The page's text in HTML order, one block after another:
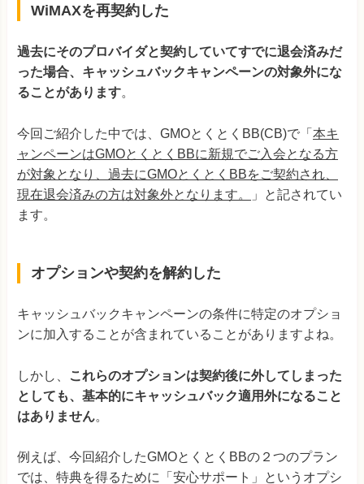
WiMAXを再契約した
過去にそのプロバイダと契約していてすでに退会済みだ
った場合、キャッシュバックキャンペーンの対象外にな
ることがあります。
今回ご紹介した中では、GMOとくとくBB(CB)で「 本キ
ャンペーンはGMOとくとくBBに新規でご入会となる方
が対象となり、過去にGMOとくとくBBをご契約され、
現在退会済みの方は対象外となります。
」と記されてい
ます。
オプションや契約を解約した
キャッシュバックキャンペーンの条件に特定のオプショ
ンに加入することが含まれていることがありますよね。
しかし、
これらのオプションは契約後に外してしまった
としても、基本的にキャッシュバック適用外になること
はありません。
例えば、今回紹介したGMOとくとくBBの２つのプラン
では、特典を得るために「安心サポート」というオプシ